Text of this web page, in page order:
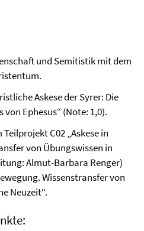
und Semitistik mit dem
Askese der Syrer: Die
Ephesus“ (Note: 1,0).
C02 „Askese in
von Übungswissen in
Almut-Barbara Renger)
Wissenstransfer von
Neuzeit“.